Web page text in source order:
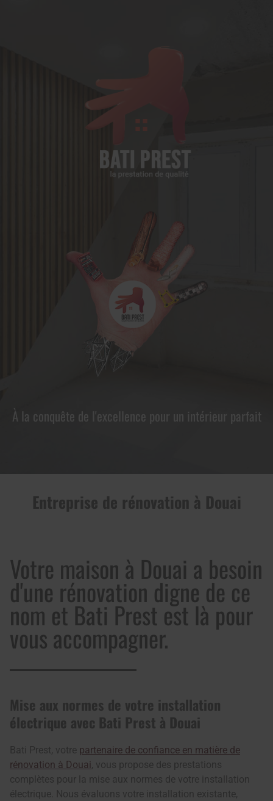
À la conquête de l'excellence pour un intérieur parfait
Entreprise de rénovation à Douai
Votre maison à Douai a besoin
d'une rénovation digne de ce
nom et Bati Prest est là pour
vous accompagner.
Mise aux normes de votre installation
électrique avec Bati Prest à Douai
Bati Prest, votre partenaire de confiance en matière de
rénovation à Douai, vous propose des prestations
complètes pour la mise aux normes de votre installation
électrique. Nous évaluons votre installation existante,